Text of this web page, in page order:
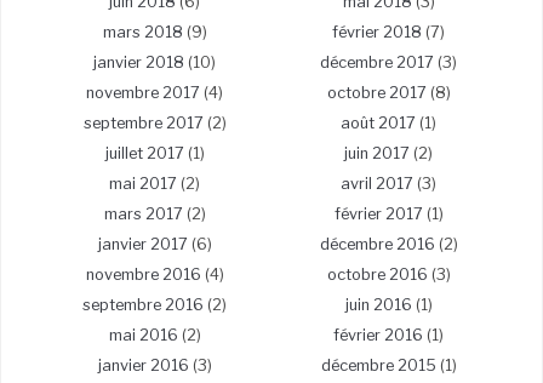
mars 2018 (9) février 2018 (7)
janvier 2018 (10) décembre 2017 (3)
novembre 2017 (4) octobre 2017 (8)
septembre 2017 (2) août 2017 (1)
juillet 2017 (1) juin 2017 (2)
mai 2017 (2) avril 2017 (3)
mars 2017 (2) février 2017 (1)
janvier 2017 (6) décembre 2016 (2)
novembre 2016 (4) octobre 2016 (3)
septembre 2016 (2) juin 2016 (1)
mai 2016 (2) février 2016 (1)
janvier 2016 (3) décembre 2015 (1)